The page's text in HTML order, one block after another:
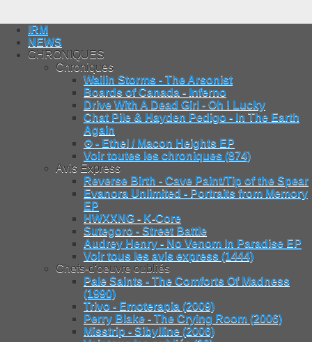
IRM
NEWS
CHRONIQUES
Chroniques
Wailin Storms - The Arsonist
Boards of Canada - Inferno
Drive With A Dead Girl - Oh ! Lucky
Chat Pile & Hayden Pedigo - In The Earth
Again
⊙ - Ethel / Macon Heights EP
Voir toutes les chroniques (874)
Avis Express
Reverse Birth - Cave Paint/Tip of the Spear
Evanora Unlimited - Portraits from Memory
EP
HWXXNG - K-Core
Sutegoro - Street Battle
Audrey Henry - No Venom In Paradise EP
Voir tous les avis express (1444)
Chefs-d'oeuvre oubliés
Pale Saints - The Comforts Of Madness
(1990)
Trivo - Emoterapia (2009)
Perry Blake - The Crying Room (2006)
Misstrip - Sibylline (2006)